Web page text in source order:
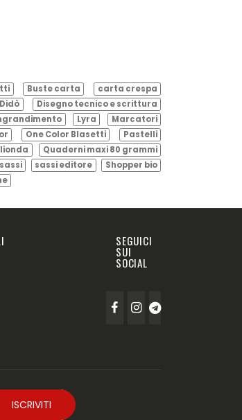
Buste carta
carta crespa
Didò
Disegno tecnico e scrittura
Lyra
Marcatori
One Color Blasetti
Pastelli
Quaderni maxi 80 grammi
sassi sassi editore
Shopper bio
SEGUICI
SUI
SOCIAL